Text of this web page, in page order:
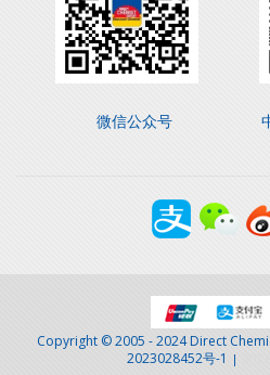
微信公众号
Copyright © 2005 - 2024 Direct
2023028452号-1 |